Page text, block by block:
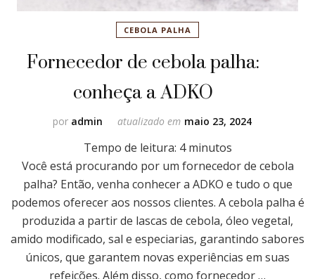
CEBOLA PALHA
Fornecedor de cebola palha:
conheça a ADKO
por admin atualizado em maio 23, 2024
Tempo de leitura: 4 minutos
Você está procurando por um fornecedor de cebola
palha? Então, venha conhecer a ADKO e tudo o que
podemos oferecer aos nossos clientes. A cebola palha é
produzida a partir de lascas de cebola, óleo vegetal,
amido modificado, sal e especiarias, garantindo sabores
únicos, que garantem novas experiências em suas
refeições. Além disso, como fornecedor …